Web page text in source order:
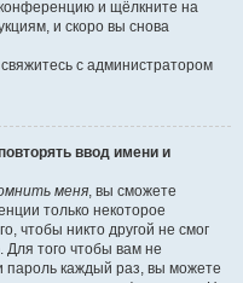
и щёлкните на
и скоро вы снова
с администратором
ввод имени и
меня, вы сможете
только некоторое
чтобы никто другой не смог
Для того чтобы вам не
пароль каждый раз, вы можете